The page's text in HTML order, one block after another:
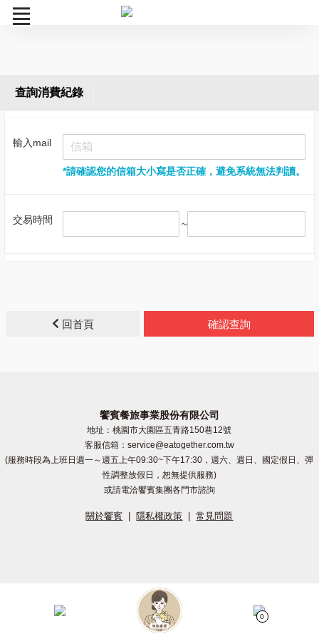
購物記錄查詢
電子餐券補發
退款申請單
退款申請&訂單查詢
(2020/10/12前購買)
查詢消費紀錄
輸入mail
*請確認您的信箱大小寫是否正確，避免系統無法判讀。
交易時間 ~
確認查詢
回首頁
饗賓餐旅事業股份有限公司
地址：桃園市大園區五青路150巷12號
客服信箱：service@eatogether.com.tw
(服務時段為上班日週一～週五上午09:30~下午17:30，週六、週日、國定假日、彈
性調整放假日，恕無提供服務)
或請電洽饗賓集團各門市諮詢
關於饗賓 隱私權政策 常見問題
0